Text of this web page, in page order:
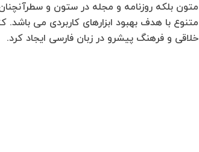
متون بلکه روزنامه و مجله در ستون و
متنوع با هدف بهبود ابزارهای کاربردی می
خلاقی و فرهنگ پیشرو در زبان فارسی ایجاد کرد.